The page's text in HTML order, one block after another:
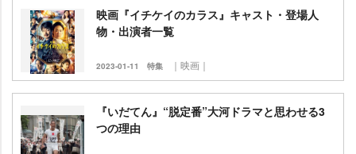
映画『イチケイのカラス』キャスト・登場人
物・出演者一覧
2023-01-11 特集 ｜映画｜
『いだてん』“脱定番”大河ドラマと思わせる3
つの理由